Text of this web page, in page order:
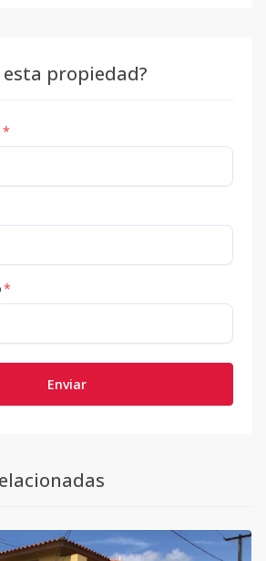
propiedad?
*
*
Enviar